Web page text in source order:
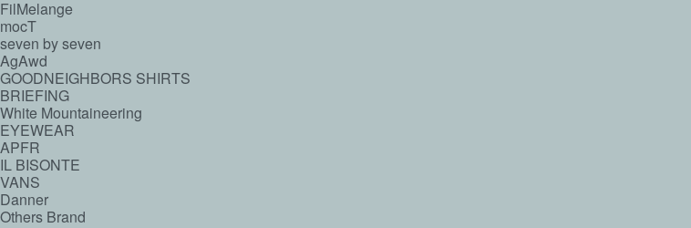
FilMelange
mocT
seven by seven
AgAwd
GOODNEIGHBORS SHIRTS
BRIEFING
White Mountaineering
EYEWEAR
APFR
IL BISONTE
VANS
Danner
Others Brand